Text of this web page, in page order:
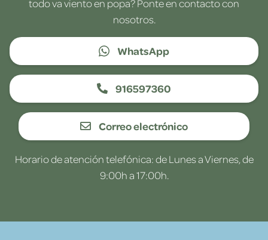
todo va viento en popa? Ponte en contacto con
nosotros.
WhatsApp
916597360
Correo electrónico
Horario de atención telefónica: de Lunes a Viernes, de
9:00h a 17:00h.